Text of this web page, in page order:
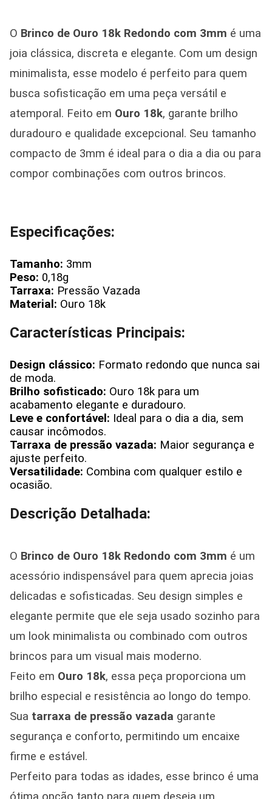
O Brinco de Ouro 18k Redondo com 3mm é uma
joia clássica, discreta e elegante. Com um design
minimalista, esse modelo é perfeito para quem
busca sofisticação em uma peça versátil e
atemporal. Feito em Ouro 18k, garante brilho
duradouro e qualidade excepcional. Seu tamanho
compacto de 3mm é ideal para o dia a dia ou para
compor combinações com outros brincos.
Especificações:
Tamanho: 3mm
Peso: 0,18g
Tarraxa: Pressão Vazada
Material: Ouro 18k
Características Principais:
Design clássico: Formato redondo que nunca sai
de moda.
Brilho sofisticado: Ouro 18k para um
acabamento elegante e duradouro.
Leve e confortável: Ideal para o dia a dia, sem
causar incômodos.
Tarraxa de pressão vazada: Maior segurança e
ajuste perfeito.
Versatilidade: Combina com qualquer estilo e
ocasião.
Descrição Detalhada:
O Brinco de Ouro 18k Redondo com 3mm é um
acessório indispensável para quem aprecia joias
delicadas e sofisticadas. Seu design simples e
elegante permite que ele seja usado sozinho para
um look minimalista ou combinado com outros
brincos para um visual mais moderno.
Feito em Ouro 18k, essa peça proporciona um
brilho especial e resistência ao longo do tempo.
Sua tarraxa de pressão vazada garante
segurança e conforto, permitindo um encaixe
firme e estável.
Perfeito para todas as idades, esse brinco é uma